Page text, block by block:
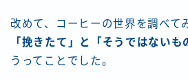
改めて、コーヒーの世界を調べて
「挽きたて」と「そうではないも
うってことでした。